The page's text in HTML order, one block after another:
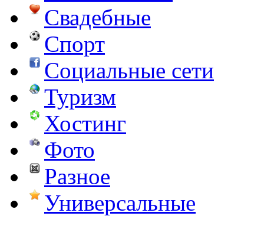
Свадебные
Спорт
Социальные сети
Туризм
Хостинг
Фото
Разное
Универсальные